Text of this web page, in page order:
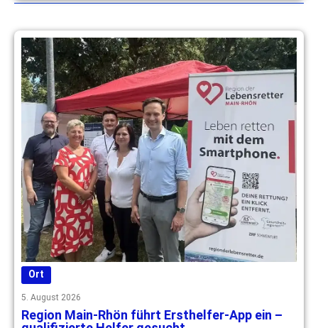
Ort
5. August 2026
Region Main-Rhön führt Ersthelfer-App ein –